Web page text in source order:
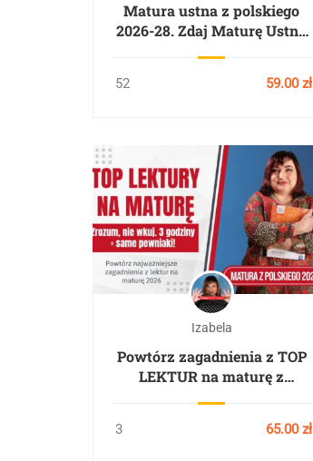
Matura ustna z polskiego
2026-28. Zdaj Maturę Ustną
52 59.00 zł
Izabela
Powtórz zagadnienia z TOP
LEKTUR na maturę z
3 65.00 zł